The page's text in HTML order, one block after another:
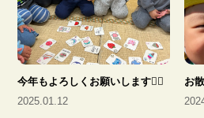
募集要項
よくある質問
お知らせ一覧
今年もよろしくお願いします🙂‍↕️
2025.01.12
お